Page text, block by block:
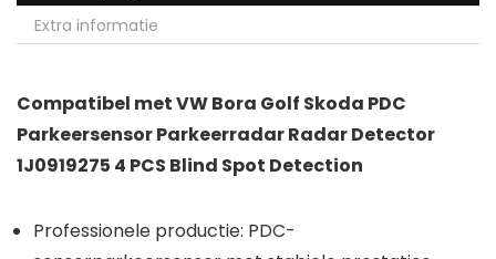
Extra informatie
Compatibel met VW Bora Golf Skoda PDC
Parkeersensor Parkeerradar Radar Detector
1J0919275 4 PCS Blind Spot Detection
Professionele productie: PDC-